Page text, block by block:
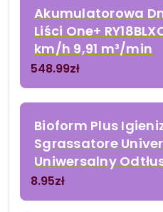
Akumulatorowa
Liści One+
km/h 9,91 m³/min
548.99zł
Bioform Plus
Sgrassatore
Uniwersalny
8.95zł